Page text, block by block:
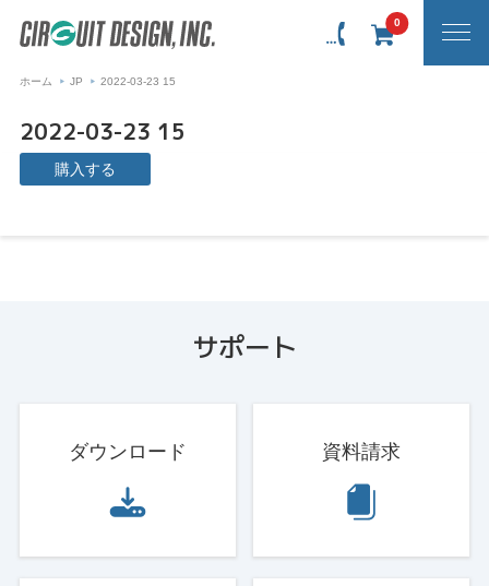
0
ホーム JP 2022-03-23 15
2022-03-23 15
購入する
サポート
ダウンロード 資料請求